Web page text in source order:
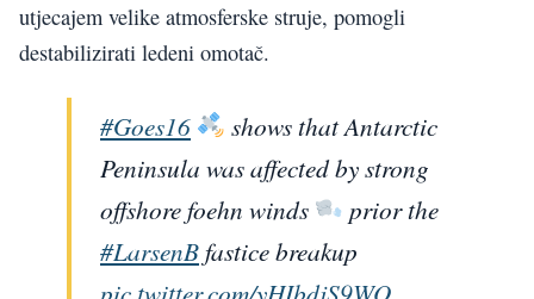
utjecajem velike atmosferske struje, pomogli
destabilizirati ledeni omotač.
#Goes16
shows that Antarctic
Peninsula was affected by strong
offshore foehn winds
prior the
#LarsenBfastice breakup
pic.twitter.com/yHIbdjS9WO